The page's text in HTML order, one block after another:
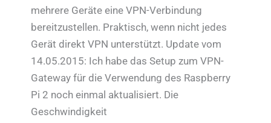
mehrere Geräte eine VPN-Verbindung
bereitzustellen. Praktisch, wenn nicht jedes
Gerät direkt VPN unterstützt. Update vom
14.05.2015: Ich habe das Setup zum VPN-
Gateway für die Verwendung des Raspberry
Pi 2 noch einmal aktualisiert. Die
Geschwindigkeit